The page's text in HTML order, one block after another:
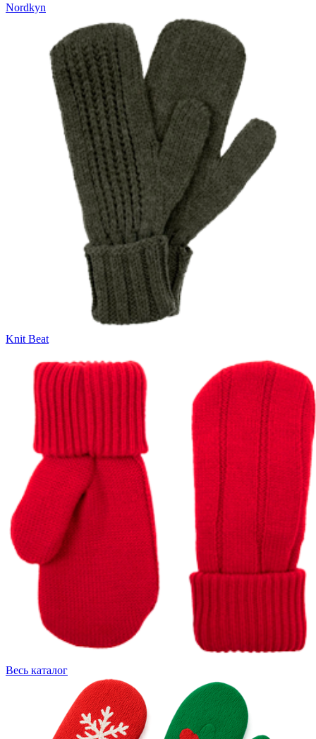
Nordkyn
Knit Beat
Весь каталог